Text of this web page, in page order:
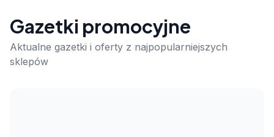
Gazetki promocyjne
Aktualne gazetki i oferty z najpopularniejszych
sklepów